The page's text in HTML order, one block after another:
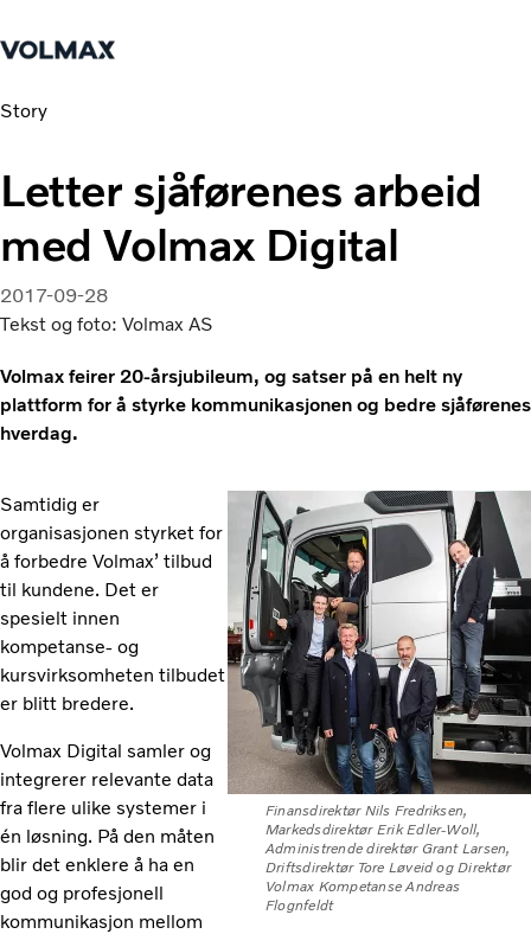
Hjem
Lastebiler
Kontakt oss
Verksted & Service
Bestill time
Story
Letter sjåførenes arbeid
med Volmax Digital
2017-09-28
Tekst og foto: Volmax AS
Volmax feirer 20-årsjubileum, og satser på en helt ny
plattform for å styrke kommunikasjonen og bedre sjåførenes
hverdag.
Finansdirektør Nils Fredriksen,
Markedsdirektør Erik Edler-Woll,
Administrende direktør Grant Larsen,
Driftsdirektør Tore Løveid og Direktør
Volmax Kompetanse Andreas
Flognfeldt
Samtidig er
organisasjonen styrket for
å forbedre Volmax’ tilbud
til kundene. Det er
spesielt innen
kompetanse- og
kursvirksomheten tilbudet
er blitt bredere.
Volmax Digital samler og
integrerer relevante data
fra flere ulike systemer i
én løsning. På den måten
blir det enklere å ha en
god og profesjonell
kommunikasjon mellom